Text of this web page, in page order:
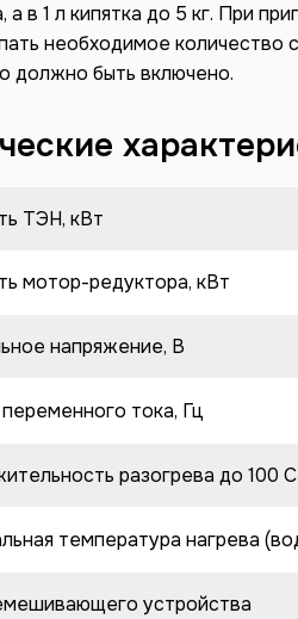
а в 1 л кипятка до 5 кг. При
необходимое
должно быть включено.
ТЭН, кВт
мотор-редуктора, кВт
напряжение, В
тока, Гц
разогрева до 100 C
температура нагрева
устройства